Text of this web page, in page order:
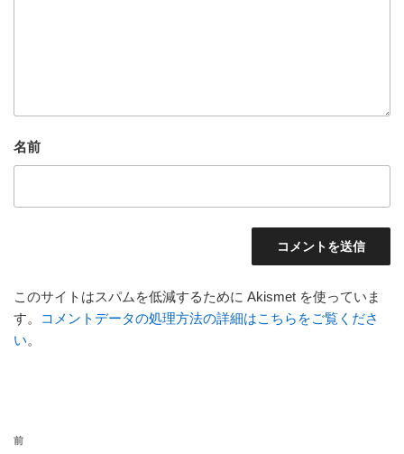
名前
このサイトはスパムを低減するために Akismet を使っていま
す。
コメントデータの処理方法の詳細はこちらをご覧くださ
い。
投
前
前